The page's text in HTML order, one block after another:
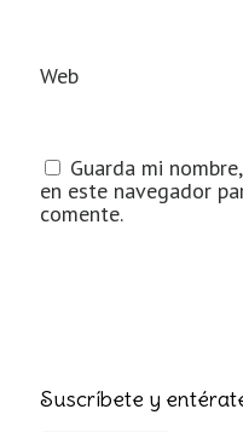
Web
Guarda mi
en este navegador
comente.
Suscríbete y